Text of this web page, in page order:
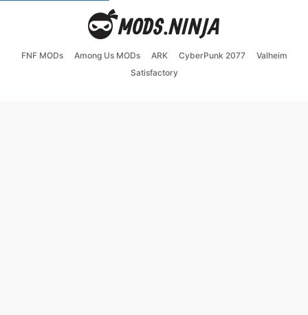
FNF MODs Among Us MODs ARK CyberPunk 2077
Valheim
Satisfactory